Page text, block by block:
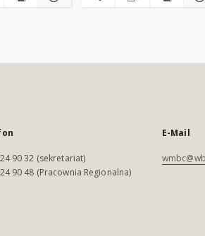
90 32 (sekretariat)
90 48 (Pracownia Regionalna)
E-Mail